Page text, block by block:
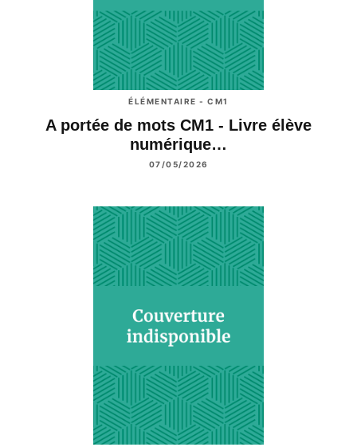
ÉLÉMENTAIRE - CM1
A portée de mots CM1 - Livre élève
numérique…
07/05/2026